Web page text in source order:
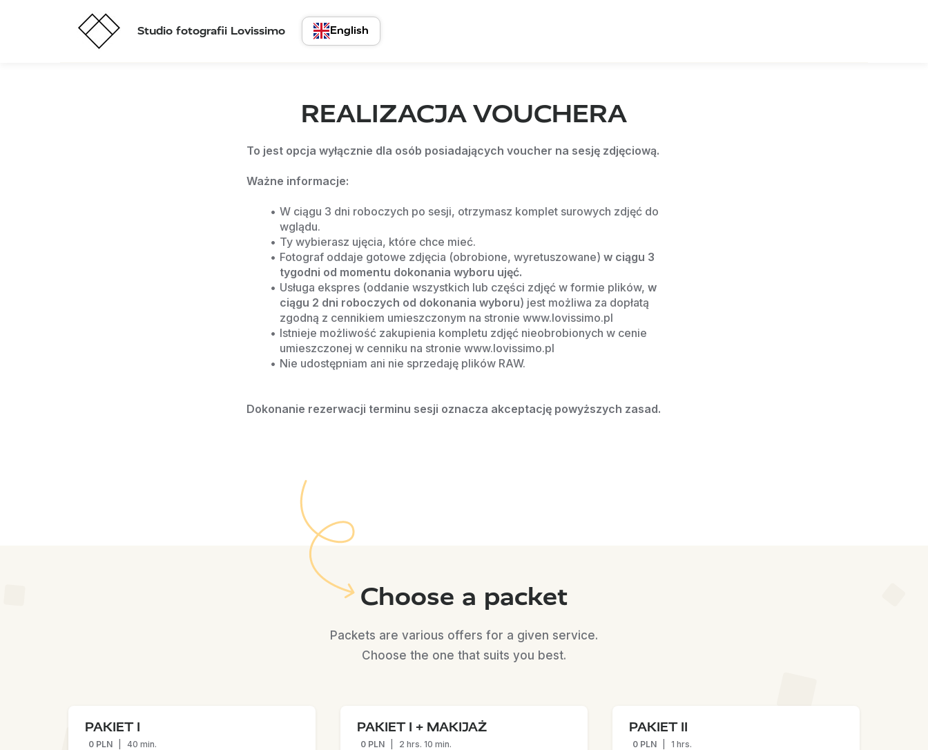
Studio fotografii Lovissimo English
REALIZACJA VOUCHERA
To jest opcja wyłącznie dla osób posiadających voucher na sesję zdjęciową.
Ważne informacje:
W ciągu 3 dni roboczych po sesji, otrzymasz komplet surowych zdjęć do
wglądu.
Ty wybierasz ujęcia, które chce mieć.
Fotograf oddaje gotowe zdjęcia (obrobione, wyretuszowane) w ciągu 3
tygodni od momentu dokonania wyboru ujęć.
Usługa ekspres (oddanie wszystkich lub części zdjęć w formie plików, w
ciągu 2 dni roboczych od dokonania wyboru) jest możliwa za dopłatą
zgodną z cennikiem umieszczonym na stronie www.lovissimo.pl
Istnieje możliwość zakupienia kompletu zdjęć nieobrobionych w cenie
umieszczonej w cenniku na stronie www.lovissimo.pl
Nie udostępniam ani nie sprzedaję plików RAW.
Dokonanie rezerwacji terminu sesji oznacza akceptację powyższych zasad.
Choose a packet
Packets are various offers for a given service.
Choose the one that suits you best.
PAKIET I
0 PLN
40 min.
PAKIET I + MAKIJAŻ
0 PLN
2 hrs. 10 min.
PAKIET II
0 PLN
1 hrs.